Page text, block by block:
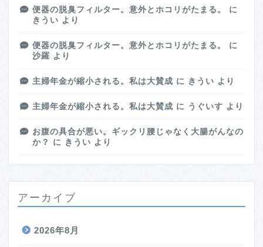
便器の脱臭フィルター。意外とホコリがたまる。
に
きうい より
便器の脱臭フィルター。意外とホコリがたまる。
に
沙羅 より
主婦年金が縮小される。私は大賛成 に きうい より
主婦年金が縮小される。私は大賛成 に うぐいす より
お腹の具合が悪い。ギックリ腰じゃなく大腸がんなの
か？
に きうい より
アーカイブ
2026年8月